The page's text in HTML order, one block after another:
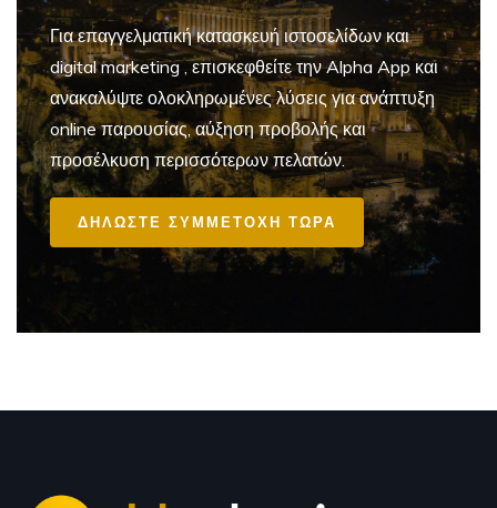
Για επαγγελματικήκατασκευή ιστοσελίδων και
digital marketing, επισκεφθείτε την Alpha App και
ανακαλύψτε ολοκληρωμένες λύσεις για ανάπτυξη
online παρουσίας, αύξηση προβολής και
προσέλκυση περισσότερων πελατών.
ΔΗΛΩΣΤΕ ΣΥΜΜΕΤΟΧΗ ΤΩΡΑ